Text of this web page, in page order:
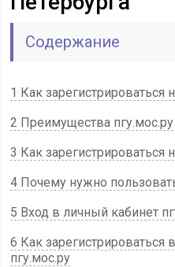
Содержание
1 Как зарегистрироваться
2 Преимущества пгу.мос.ру
3 Как зарегистрироваться
4 Почему нужно
5 Вход в личный кабинет
6 Как зарегистрироваться
пгу.мос.ру